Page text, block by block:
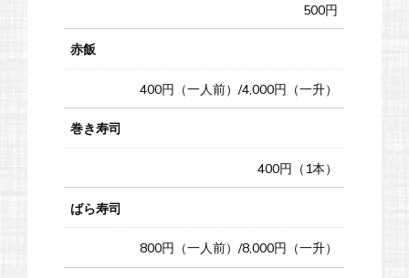
500円
赤飯
400円（一人前）/4,000円（一升）
巻き寿司
400円（1本）
ばら寿司
800円（一人前）/8,000円（一升）